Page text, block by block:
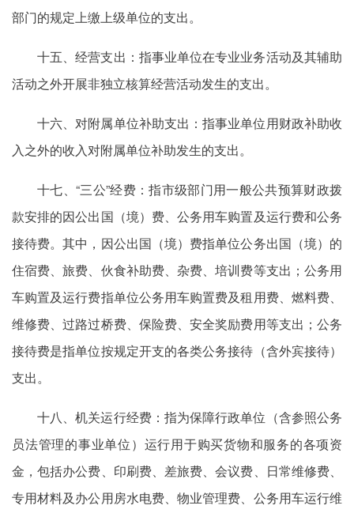
部门的规定上缴上级单位的支出。
十五、经营支出：指事业单位在专业业务活动及其辅助
活动之外开展非独立核算经营活动发生的支出。
十六、对附属单位补助支出：指事业单位用财政补助收
入之外的收入对附属单位补助发生的支出。
十七、“三公”经费：指市级部门用一般公共预算财政拨
款安排的因公出国（境）费、公务用车购置及运行费和公务
接待费。其中，因公出国（境）费指单位公务出国（境）的
住宿费、旅费、伙食补助费、杂费、培训费等支出；公务用
车购置及运行费指单位公务用车购置费及租用费、燃料费、
维修费、过路过桥费、保险费、安全奖励费用等支出；公务
接待费是指单位按规定开支的各类公务接待（含外宾接待）
支出。
十八、机关运行经费：指为保障行政单位（含参照公务
员法管理的事业单位）运行用于购买货物和服务的各项资
金，包括办公费、印刷费、差旅费、会议费、日常维修费、
专用材料及办公用房水电费、物业管理费、公务用车运行维